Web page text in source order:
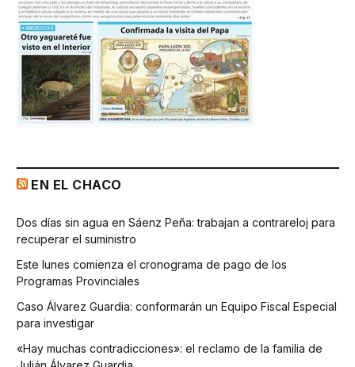
EN EL CHACO
Dos días sin agua en Sáenz Peña: trabajan a contrareloj para
recuperar el suministro
Este lunes comienza el cronograma de pago de los
Programas Provinciales
Caso Álvarez Guardia: conformarán un Equipo Fiscal Especial
para investigar
«Hay muchas contradicciones»: el reclamo de la familia de